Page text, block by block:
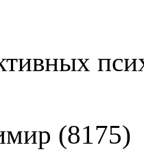
(8175)